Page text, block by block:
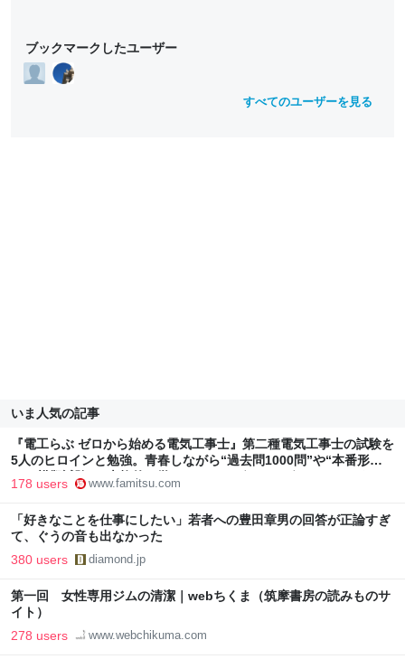
ブックマークしたユーザー
すべてのユーザーを見る
いま人気の記事
『電工らぶ ゼロから始める電気工事士』第二種電気工事士の試験を
5人のヒロインと勉強。青春しながら“過去問1000問”や“本番形式
CBT模擬試験”で本格的に学べるノベルゲーム | ゲーム・エンタメ
最新情報のファミ通.com
178 users www.famitsu.com
「好きなことを仕事にしたい」若者への豊田章男の回答が正論すぎ
て、ぐうの音も出なかった
380 users diamond.jp
第一回 女性専用ジムの清潔｜webちくま（筑摩書房の読みものサ
イト）
278 users www.webchikuma.com